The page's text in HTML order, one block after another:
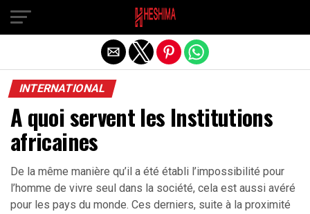
INTERNATIONAL
A quoi servent les Institutions
africaines
De la même manière qu’il a été établi l’impossibilité pour
l’homme de vivre seul dans la société, cela est aussi avéré
pour les pays du monde. Ces derniers, suite à la proximité
Quitter la version mobile